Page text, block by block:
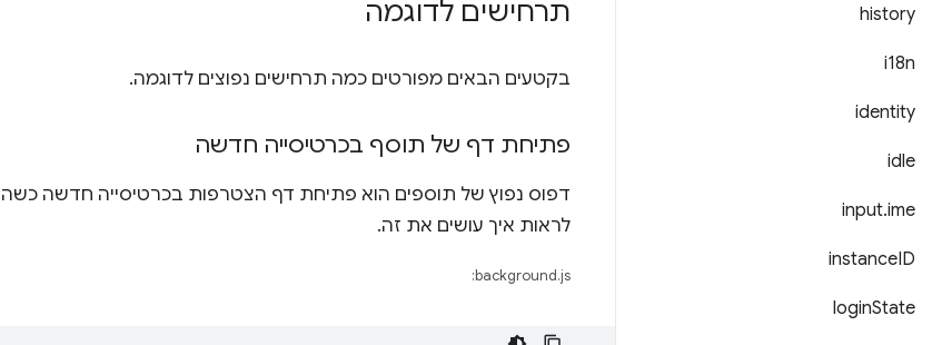
history
i18n
identity
idle
input.ime
instanceID
loginState
תרחישים לדוגמה
בקטעים הבאים מפורטים כמה תרחישים נפוצים לדוגמה.
פתיחת דף של תוסף בכרטיסייה חדשה
דפוס נפוץ של תוספים הוא פתיחת דף הצטרפות בכרטיסייה חדשה
לראות איך עושים את זה.
background.js: